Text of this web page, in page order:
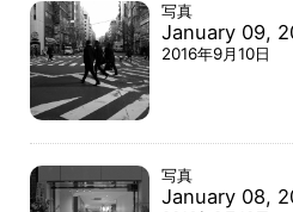
写真
January 09,
2016年9月10日
写真
January 08,